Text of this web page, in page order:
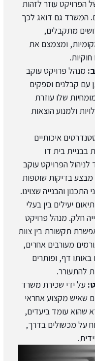
הפרויקט עוזר לזהות
המשרד גם דואג לכך
מתקבלים,
ומצמצם את
מנהל פרויקט עוקב
עם קבלנים וספקים
שלו עוזרת
ולמנוע הוצאות
איכותיים
בבניית בית דו
הפרויקט עוקב
מבצע בדיקות שוטפות
והבנייה שצוינו.
יעילים בין בעלי
חלק. מנהל פרויקט
תקשורת בין צוות
מעורבים אחרים,
דף, ופותרים
להתעורר.
על ידי שכירת משרד
שאיש מקצוע אחראי
שהוא עומד ביעדים,
על מכשולים בדרך,